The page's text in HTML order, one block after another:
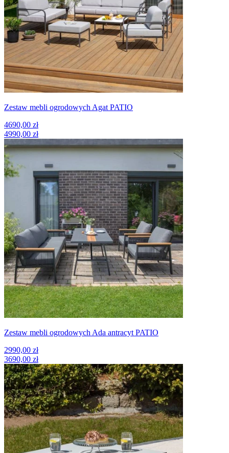
Zestaw mebli ogrodowych Agat PATIO
4690,00 zł
4990,00 zł
Zestaw mebli ogrodowych Ada antracyt PATIO
2990,00 zł
3690,00 zł